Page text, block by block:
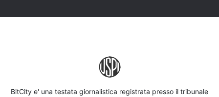
BitCity e' una testata giornalistica registrata presso il tribunale